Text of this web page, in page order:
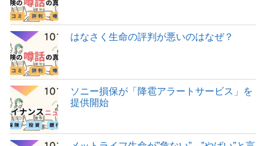
はなさく生命の評判が悪いのはなぜ？
ソニー損保が「降雹アラートサービス」を
提供開始